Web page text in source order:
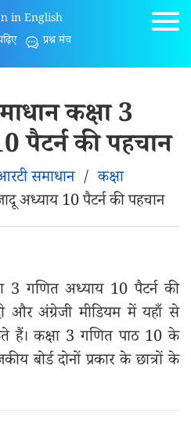
in English
प्रश्न मंच
कक्षा 3
पैटर्न की पहचान
समाधान/कक्षा
अध्याय 10 पैटर्न की पहचान
3 गणित अध्याय 10 पैटर्न की
और अंग्रेजी मीडियम में यहाँ से
हैं। कक्षा 3 गणित पाठ 10 के
बोर्ड दोनों प्रकार के छात्रों के